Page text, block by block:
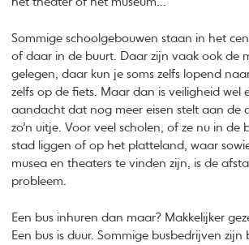
Sommige schoolgebouwen staan in het
of daar in de buurt. Daar zijn vaak ook de
gelegen, daar kun je soms zelfs lopend
zelfs op de fiets. Maar dan is veiligheid wel
aandacht dat nog meer eisen stelt aan de
zo’n uitje. Voor veel scholen, of ze nu in de
stad liggen of op het platteland, waar
musea en theaters te vinden zijn, is de
probleem.
Een bus inhuren dan maar? Makkelijker
Een bus is duur. Sommige busbedrijven